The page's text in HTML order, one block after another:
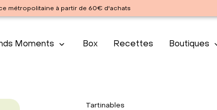
métropolitaine à partir de 60€ d'achats
Moments Box Recettes Boutiques
Tartinables